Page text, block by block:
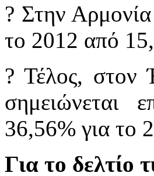
? Στην
το 2012 από
? Τέλος, στον
σημειώνεται
36,56% για το
Για το δελτίο